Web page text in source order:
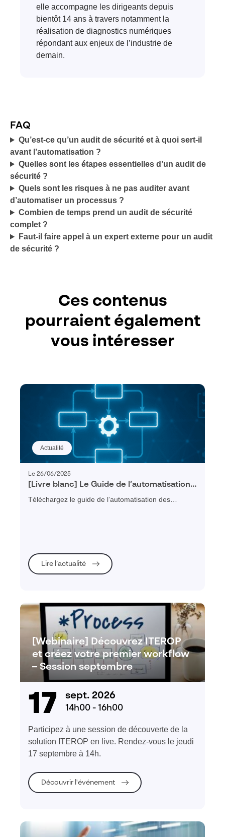
elle accompagne les dirigeants depuis
bientôt 14 ans à travers notamment la
réalisation de diagnostics numériques
répondant aux enjeux de l’industrie de
demain.
FAQ
Qu’est-ce qu’un audit de sécurité et à quoi sert-il
avant l’automatisation ?
Quelles sont les étapes essentielles d’un audit de
sécurité ?
Quels sont les risques à ne pas auditer avant
d’automatiser un processus ?
Combien de temps prend un audit de sécurité
complet ?
Faut-il faire appel à un expert externe pour un audit
de sécurité ?
Ces contenus
pourraient également
vous intéresser
Actualité
Le 26/06/2025
[Livre blanc] Le Guide de l’automatisation
des processus (BPM)
Téléchargez le guide de l’automatisation des
Lire l’actualité
[Webinaire] Découvrez ITEROP
et créez votre premier workflow
– Session septembre
17 sept. 2026
14h00 - 16h00
Participez à une session de découverte de la
solution ITEROP en live. Rendez-vous le jeudi
17 septembre à 14h.
Découvrir l'événement